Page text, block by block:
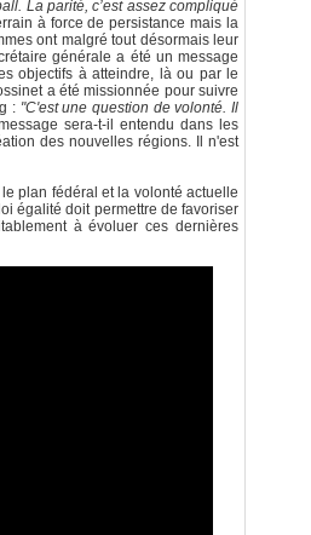
La parité, c’est assez compliqué
à force de persistance mais la
ont malgré tout désormais leur
générale a été un message
objectifs à atteindre, là ou par le
a été missionnée pour suivre
: "C'est une question de volonté. Il
sera-t-il entendu dans les
des nouvelles régions. Il n'est
plan fédéral et la volonté actuelle
égalité doit permettre de favoriser
à évoluer ces dernières